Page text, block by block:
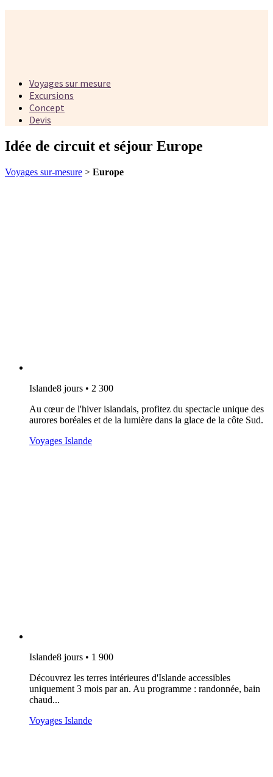
Voyages sur mesure
Excursions
Concept
Devis
Idée de circuit et séjour Europe
Voyages sur-mesure > Europe
Islande8 jours • 2 300
Au cœur de l'hiver islandais, profitez du spectacle unique des
aurores boréales et de la lumière dans la glace de la côte Sud.
Voyages Islande
Islande8 jours • 1 900
Découvrez les terres intérieures d'Islande accessibles
uniquement 3 mois par an. Au programme : randonnée, bain
chaud...
Voyages Islande